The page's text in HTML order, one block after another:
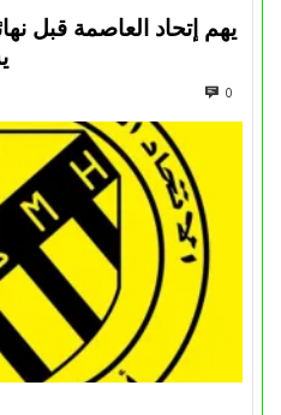
يهم إتحاد العاصمة قبل
0